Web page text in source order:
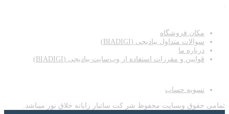
مکان فروشگاه
سوالات متداول بیادیجی (BIADIGI)
درباره ما
قوانین و مقررات استفاده از وب‌سایت بیادیجی (BIADIGI)
تسویه حساب
تمامی حقوق وبسایت محفوظ شر کت ساتیار رایانه خلاق نور میباشد.